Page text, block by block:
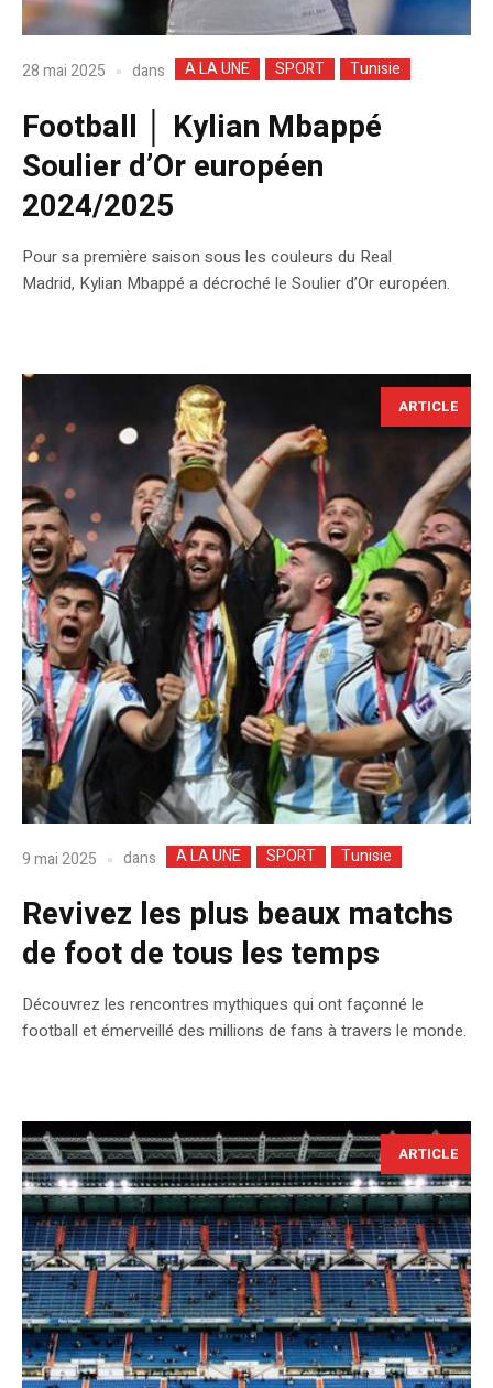
28 mai 2025 dans A LA UNE SPORT Tunisie
Football │ Kylian Mbappé
Soulier d’Or européen
2024/2025
Pour sa première saison sous les couleurs du Real
Madrid, Kylian Mbappé a décroché le Soulier d’Or européen.
ARTICLE
9 mai 2025 dans A LA UNE SPORT Tunisie
Revivez les plus beaux matchs
de foot de tous les temps
Découvrez les rencontres mythiques qui ont façonné le
football et émerveillé des millions de fans à travers le monde.
ARTICLE